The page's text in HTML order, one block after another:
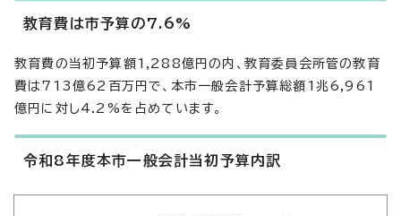
教育費は市予算の7.6%
教育費の当初予算額1,288億円の内、教育委員会所管の教育
費は713億62百万円で、本市一般会計予算総額1兆6,961
億円に対し4.2%を占めています。
令和8年度本市一般会計当初予算内訳